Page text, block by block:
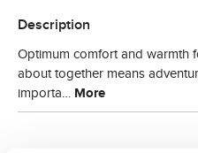
Description
Optimum comfort and warmth
about together means
importa… More